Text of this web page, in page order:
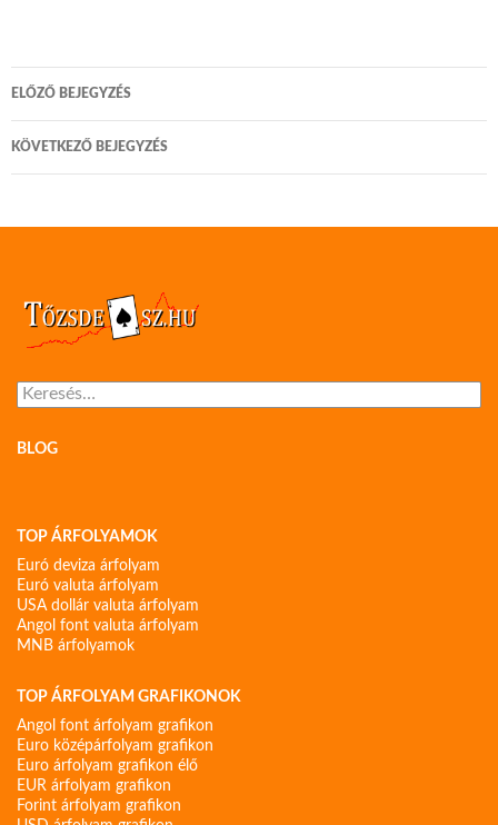
Bejegyzés
navigáció
ELŐZŐ BEJEGYZÉS
KÖVETKEZŐ BEJEGYZÉS
Keresés:
BLOG
TOP ÁRFOLYAMOK
Euró deviza árfolyam
Euró valuta árfolyam
USA dollár valuta árfolyam
Angol font valuta árfolyam
MNB árfolyamok
TOP ÁRFOLYAM GRAFIKONOK
Angol font árfolyam grafikon
Euro középárfolyam grafikon
Euro árfolyam grafikon élő
EUR árfolyam grafikon
Forint árfolyam grafikon